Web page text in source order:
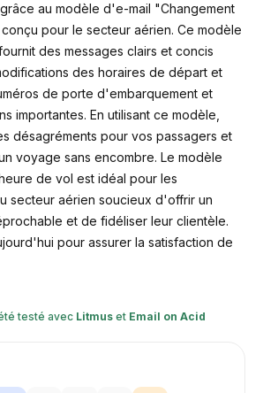
au modèle d'e-mail "Changement
pour le secteur aérien. Ce modèle
des messages clairs et concis
des horaires de départ et
de porte d'embarquement et
importantes. En utilisant ce modèle,
désagréments pour vos passagers et
voyage sans encombre. Le modèle
de vol est idéal pour les
secteur aérien soucieux d'offrir un
et de fidéliser leur clientèle.
pour assurer la satisfaction de
testé avec Litmus et Email on Acid